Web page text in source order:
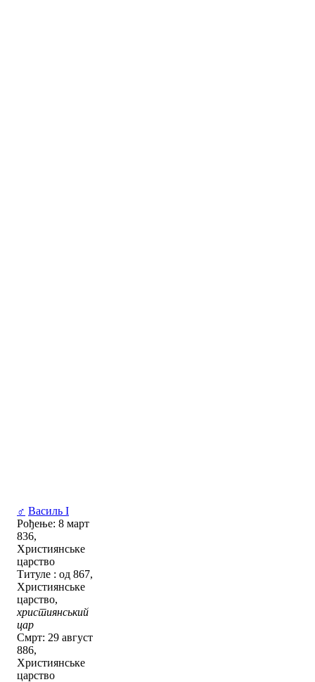
♂ Василь I
Рођење: 8 март
836,
Християнське
царство
Титуле : од 867,
Християнське
царство,
християнський
цар
Смрт: 29 август
886,
Християнське
царство